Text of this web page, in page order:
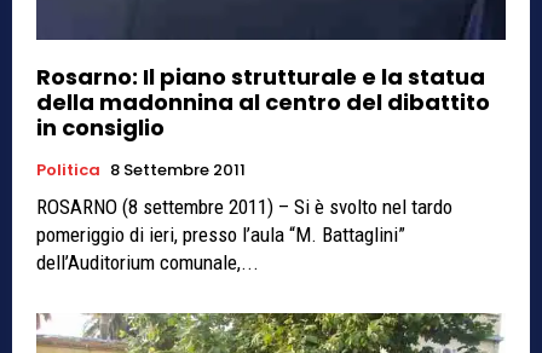
Rosarno: Il piano strutturale e la statua
della madonnina al centro del dibattito
in consiglio
Politica 8 Settembre 2011
ROSARNO (8 settembre 2011) – Si è svolto nel tardo
pomeriggio di ieri, presso l’aula “M. Battaglini”
dell’Auditorium comunale,...